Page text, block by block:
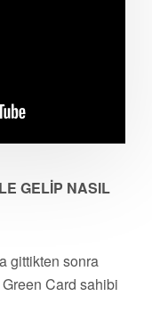
GELİP NASIL
gittikten sonra
Card sahibi